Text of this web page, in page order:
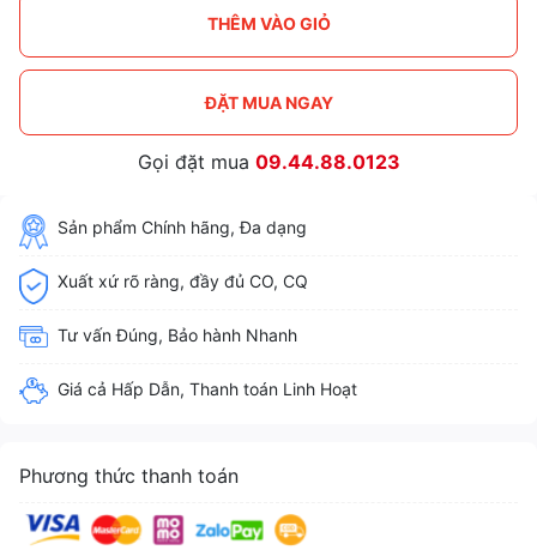
THÊM VÀO GIỎ
ĐẶT MUA NGAY
Gọi đặt mua 09.44.88.0123
Sản phẩm Chính hãng, Đa dạng
Xuất xứ rõ ràng, đầy đủ CO, CQ
Tư vấn Đúng, Bảo hành Nhanh
Giá cả Hấp Dẫn, Thanh toán Linh Hoạt
Phương thức thanh toán